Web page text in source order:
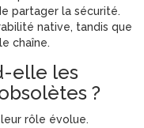
partager la sécurité.
native, tandis que
chaîne.
elle les
?
rôle évolue.